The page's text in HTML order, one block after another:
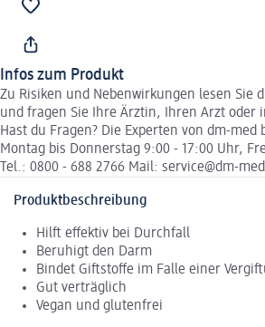
Infos zum Produkt
Zu Risiken und Nebenwirkungen lesen Sie
und fragen Sie Ihre Ärztin, Ihren Arzt oder
Hast du Fragen? Die Experten von dm-med
Montag bis Donnerstag 9:00 - 17:00 Uhr,
Tel.: 0800 - 688 2766 Mail: service@dm-
Produktbeschreibung
Hilft effektiv bei Durchfall
Beruhigt den Darm
Bindet Giftstoffe im Falle einer
Gut verträglich
Vegan und glutenfrei